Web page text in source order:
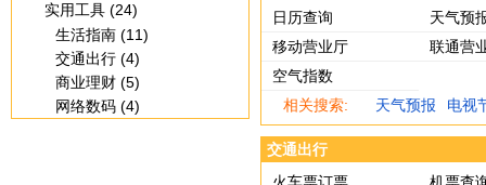
日历查询
天气预
移动营业厅
联通营
空气指数
相关搜索:
天气预报 电视
交通出行
实用工具 (24)
生活指南 (11)
交通出行 (4)
商业理财 (5)
网络数码 (4)